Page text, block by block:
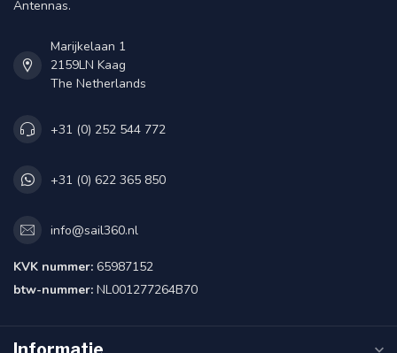
Antennas.
Marijkelaan 1
2159LN Kaag
The Netherlands
+31 (0) 252 544 772
+31 (0) 622 365 850
info@sail360.nl
KVK nummer: 65987152
btw-nummer: NL001277264B70